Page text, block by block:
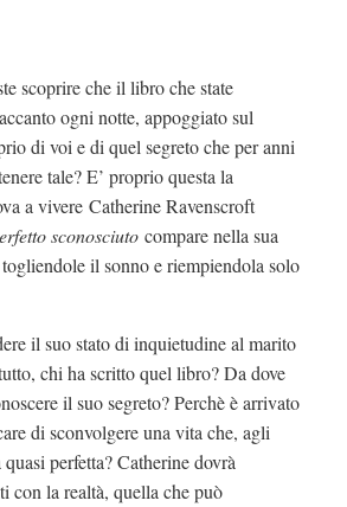
scoprire che il libro che state
ogni notte, appoggiato sul
di voi e di quel segreto che per anni
tale? E’ proprio questa la
a vivere Catherine Ravenscroft
sconosciuto compare nella sua
il sonno e riempiendola solo
il suo stato di inquietudine al marito
chi ha scritto quel libro? Da dove
il suo segreto? Perchè è arrivato
di sconvolgere una vita che, agli
perfetta? Catherine dovrà
con la realtà, quella che può